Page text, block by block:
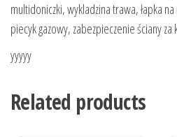
multidoniczki, wykladzina trawa, łapka
piecyk gazowy, zabezpieczenie ściany za
yyyyy
Related products